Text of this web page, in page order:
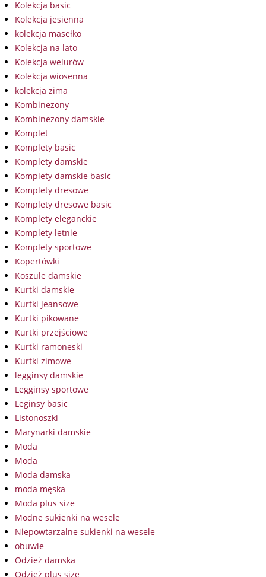
Kolekcja basic
Kolekcja jesienna
kolekcja masełko
Kolekcja na lato
Kolekcja welurów
Kolekcja wiosenna
kolekcja zima
Kombinezony
Kombinezony damskie
Komplet
Komplety basic
Komplety damskie
Komplety damskie basic
Komplety dresowe
Komplety dresowe basic
Komplety eleganckie
Komplety letnie
Komplety sportowe
Kopertówki
Koszule damskie
Kurtki damskie
Kurtki jeansowe
Kurtki pikowane
Kurtki przejściowe
Kurtki ramoneski
Kurtki zimowe
legginsy damskie
Legginsy sportowe
Leginsy basic
Listonoszki
Marynarki damskie
Moda
Moda
Moda damska
moda męska
Moda plus size
Modne sukienki na wesele
Niepowtarzalne sukienki na wesele
obuwie
Odzież damska
Odzież plus size